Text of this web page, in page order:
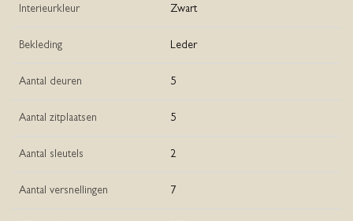
Interieurkleur Zwart
Bekleding Leder
Aantal deuren 5
Aantal zitplaatsen 5
Aantal sleutels 2
Aantal versnellingen 7